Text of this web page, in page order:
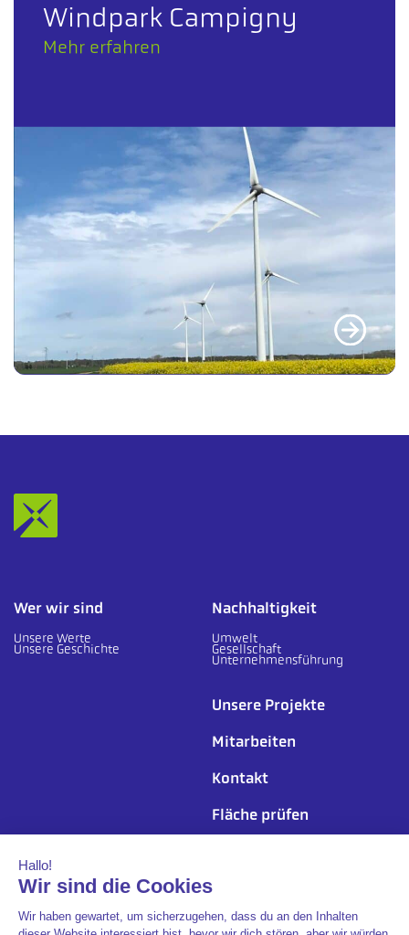
Windpark Campigny
Mehr erfahren
Wer wir sind
Unsere Werte
Unsere Geschichte
Nachhaltigkeit
Umwelt
Gesellschaft
Unternehmensführung
Unsere Projekte
Mitarbeiten
Kontakt
Fläche prüfen